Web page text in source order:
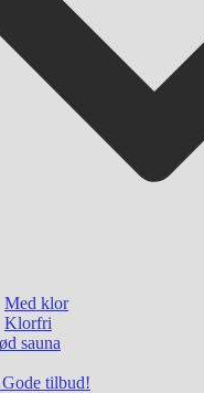
Med klor
Klorfri
sauna
tilbud!